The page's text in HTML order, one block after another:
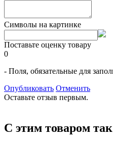
Символы на картинке
Поставьте оценку товару
0
- Поля, обязательные для
Опубликовать Отменить
Оставьте отзыв первым.
С этим товаром